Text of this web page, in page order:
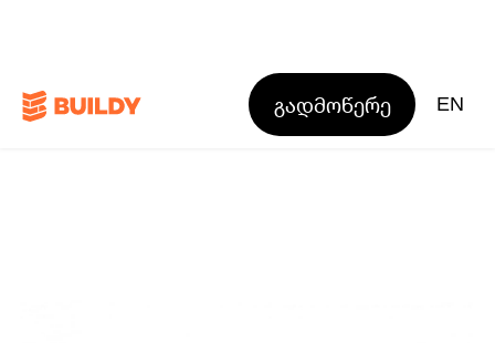
გადმოწერე EN